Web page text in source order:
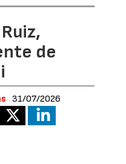
de
31/07/2026